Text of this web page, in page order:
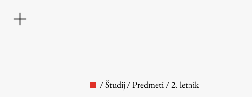
/Študij /Predmeti /2. letnik